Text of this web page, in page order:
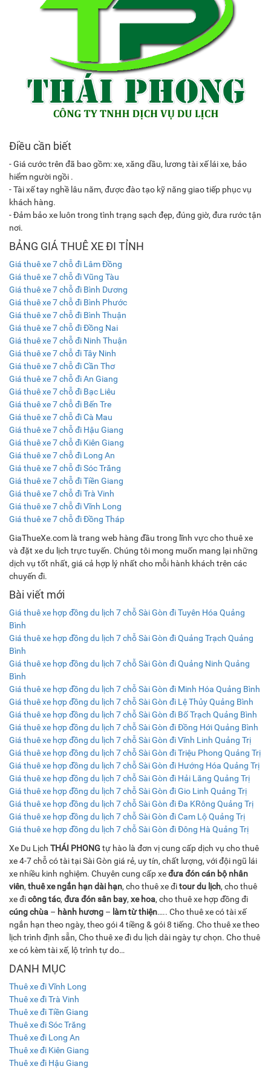
Điều cần biết
- Giá cước trên đã bao gồm: xe, xăng dầu, lương tài xế lái xe, bảo
hiểm người ngồi .
- Tài xế tay nghề lâu năm, được đào tạo kỹ năng giao tiếp phục vụ
khách hàng.
- Đảm bảo xe luôn trong tình trạng sạch đẹp, đúng giờ, đưa rước tận
nơi.
BẢNG GIÁ THUÊ XE ĐI TỈNH
Giá thuê xe 7 chỗ đi Lâm Đồng
Giá thuê xe 7 chỗ đi Vũng Tàu
Giá thuê xe 7 chỗ đi Bình Dương
Giá thuê xe 7 chỗ đi Bình Phước
Giá thuê xe 7 chỗ đi Bình Thuận
Giá thuê xe 7 chỗ đi Đồng Nai
Giá thuê xe 7 chỗ đi Ninh Thuận
Giá thuê xe 7 chỗ đi Tây Ninh
Giá thuê xe 7 chỗ đi Cần Thơ
Giá thuê xe 7 chỗ đi An Giang
Giá thuê xe 7 chỗ đi Bạc Liêu
Giá thuê xe 7 chỗ đi Bến Tre
Giá thuê xe 7 chỗ đi Cà Mau
Giá thuê xe 7 chỗ đi Hậu Giang
Giá thuê xe 7 chỗ đi Kiên Giang
Giá thuê xe 7 chỗ đi Long An
Giá thuê xe 7 chỗ đi Sóc Trăng
Giá thuê xe 7 chỗ đi Tiền Giang
Giá thuê xe 7 chỗ đi Trà Vinh
Giá thuê xe 7 chỗ đi Vĩnh Long
Giá thuê xe 7 chỗ đi Đồng Tháp
GiaThueXe.com là trang web hàng đầu trong lĩnh vực cho thuê xe
và đặt xe du lịch trực tuyến. Chúng tôi mong muốn mang lại những
dịch vụ tốt nhất, giá cả hợp lý nhất cho mỗi hành khách trên các
chuyến đi.
Bài viết mới
Giá thuê xe hợp đồng du lịch 7 chỗ Sài Gòn đi Tuyên Hóa Quảng
Bình
Giá thuê xe hợp đồng du lịch 7 chỗ Sài Gòn đi Quảng Trạch Quảng
Bình
Giá thuê xe hợp đồng du lịch 7 chỗ Sài Gòn đi Quảng Ninh Quảng
Bình
Giá thuê xe hợp đồng du lịch 7 chỗ Sài Gòn đi Minh Hóa Quảng Bình
Giá thuê xe hợp đồng du lịch 7 chỗ Sài Gòn đi Lệ Thủy Quảng Bình
Giá thuê xe hợp đồng du lịch 7 chỗ Sài Gòn đi Bố Trạch Quảng Bình
Giá thuê xe hợp đồng du lịch 7 chỗ Sài Gòn đi Đồng Hới Quảng Bình
Giá thuê xe hợp đồng du lịch 7 chỗ Sài Gòn đi Vĩnh Linh Quảng Trị
Giá thuê xe hợp đồng du lịch 7 chỗ Sài Gòn đi Triệu Phong Quảng Trị
Giá thuê xe hợp đồng du lịch 7 chỗ Sài Gòn đi Hướng Hóa Quảng Trị
Giá thuê xe hợp đồng du lịch 7 chỗ Sài Gòn đi Hải Lăng Quảng Trị
Giá thuê xe hợp đồng du lịch 7 chỗ Sài Gòn đi Gio Linh Quảng Trị
Giá thuê xe hợp đồng du lịch 7 chỗ Sài Gòn đi Đa KRông Quảng Trị
Giá thuê xe hợp đồng du lịch 7 chỗ Sài Gòn đi Cam Lộ Quảng Trị
Giá thuê xe hợp đồng du lịch 7 chỗ Sài Gòn đi Đông Hà Quảng Trị
Xe Du Lịch THÁI PHONG tự hào là đơn vị cung cấp dịch vụ cho thuê
xe 4-7 chỗ có tài tại Sài Gòn giá rẻ, uy tín, chất lượng, với đội ngũ lái
xe nhiều kinh nghiệm. Chuyên cung cấp xeđưa đón cán bộ nhân
viên, thuê xe ngắn hạn dài hạn, cho thuê xe đitour du lịch, cho thuê
xe đicông tác, đưa đón sân bay, xe hoa, cho thuê xe hợp đồng đi
cúng chùa – hành hương – làm từ thiện….. Cho thuê xe có tài xế
ngắn hạn theo ngày, theo gói 4 tiềng & gói 8 tiếng. Cho thuê xe theo
lịch trình định sẵn, Cho thuê xe đi du lịch dài ngày tự chọn. Cho thuê
xe có kèm tài xế, lộ trình tự do…
DANH MỤC
Thuê xe đi Vĩnh Long
Thuê xe đi Trà Vinh
Thuê xe đi Tiền Giang
Thuê xe đi Sóc Trăng
Thuê xe đi Long An
Thuê xe đi Kiên Giang
Thuê xe đi Hậu Giang